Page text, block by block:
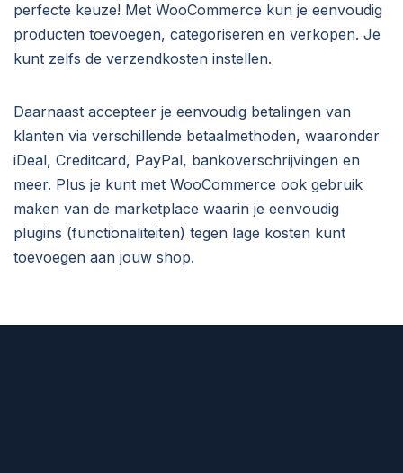
perfecte keuze! Met WooCommerce kun je eenvoudig
producten toevoegen, categoriseren en verkopen. Je
kunt zelfs de verzendkosten instellen.
Daarnaast accepteer je eenvoudig betalingen van
klanten via verschillende betaalmethoden, waaronder
iDeal, Creditcard, PayPal, bankoverschrijvingen en
meer. Plus je kunt met WooCommerce ook gebruik
maken van de marketplace waarin je eenvoudig
plugins (functionaliteiten) tegen lage kosten kunt
toevoegen aan jouw shop.